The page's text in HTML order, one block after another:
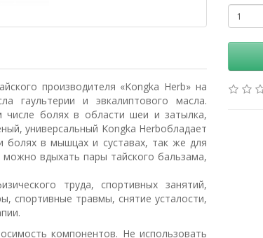
производителя «Kongka Herb» на
гаультерии и эвкалиптового масла.
числе болях в области шеи и затылка,
универсальный Kongka Herbобладает
болях в мышцах и суставах, так же для
вдыхать пары тайского бальзама,
труда, спортивных занятий,
спортивные травмы, снятие усталости,
компонентов. Не использовать